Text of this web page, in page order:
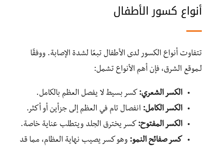
أنواع كسور الأطفال
تتفاوت أنواع الكسور لدى الأطفال تبعًا لشدة الإصابة. ووفقًا
لـموقع الشرق، فإن أهم الأنواع تشمل:
الكسر الشعري: كسر بسيط لا يفصل العظم بالكامل.
الكسر الكامل: انفصال تام في العظم إلى جزأين أو أكثر.
الكسر المفتوح: كسر يخترق الجلد ويتطلب عناية خاصة.
كسر صفائح النمو: وهو كسر يصيب نهاية العظام، مما قد